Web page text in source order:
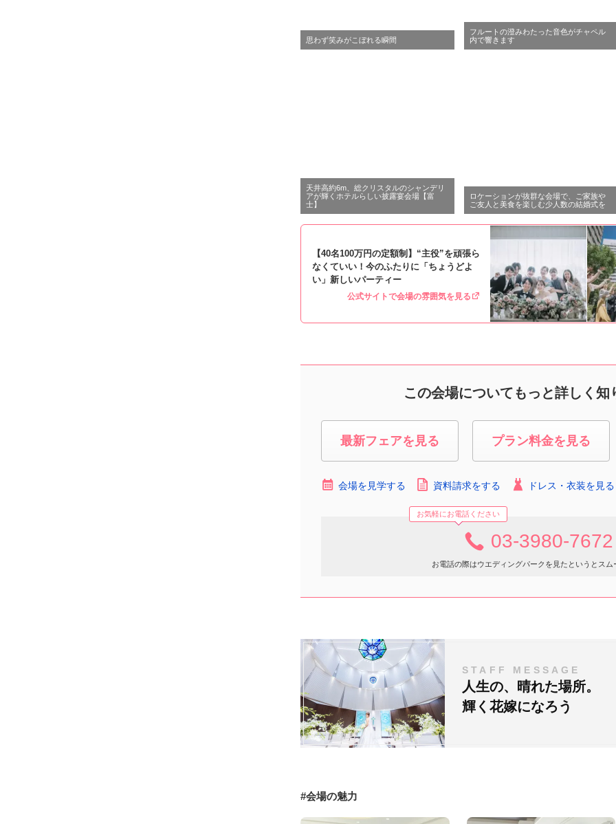
思わず笑みがこぼれる瞬間
フルートの澄みわたった音色がチャペル
内で響きます
天井高約6m、総クリスタルのシャンデリ
アが輝くホテルらしい披露宴会場【富
士】
ロケーションが抜群な会場で、ご家族や
ご友人と美食を楽しむ少人数の結婚式を
【40名100万円の定額制】“主役”を頑張ら
なくていい！今のふたりに「ちょうどよ
い」新しいパーティー
公式サイトで会場の雰囲気を見る
この会場についてもっと詳しく知
最新フェアを見る プラン料金を見る
会場を見学する 資料請求をする ドレス・衣装を見る
03-3980-7672
お電話の際はウエディングパークを見たというとスム
お気軽にお電話ください
STAFF MESSAGE
人生の、晴れた場所。
輝く花嫁になろう
#会場の魅力